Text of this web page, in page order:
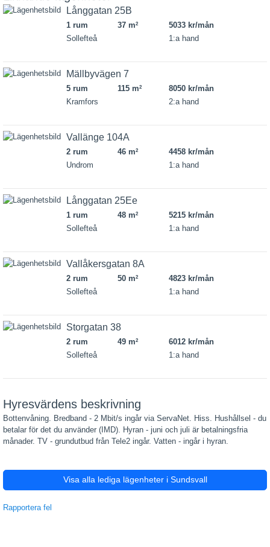
Långgatan 25B
1 rum 37 m2
5033 kr/mån
Sollefteå
1:a hand
Mällbyvägen 7
5 rum 115 m2
8050 kr/mån
Kramfors
2:a hand
Vallänge 104A
2 rum 46 m2
4458 kr/mån
Undrom
1:a hand
Långgatan 25Ee
1 rum 48 m2
5215 kr/mån
Sollefteå
1:a hand
Vallåkersgatan 8A
2 rum 50 m2
4823 kr/mån
Sollefteå
1:a hand
Storgatan 38
2 rum 49 m2
6012 kr/mån
Sollefteå
1:a hand
Hyresvärdens beskrivning
Bottenvåning. Bredband - 2 Mbit/s ingår via ServaNet. Hiss. Hushållsel - du
betalar för det du använder (IMD). Hyran - juni och juli är betalningsfria
månader. TV - grundutbud från Tele2 ingår. Vatten - ingår i hyran.
Visa alla lediga lägenheter i Sundsvall
Rapportera fel